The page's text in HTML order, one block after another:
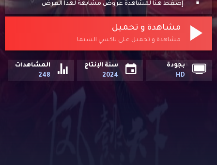
إضغط هنا لمشاهدة عروض مشابهة لهذا العرض
مشاهدة و تحميل
مشاهدة و تحميل على تاكسي السيما
بجودة
HD
سنة الإنتاج
2024
المشاهدات
248